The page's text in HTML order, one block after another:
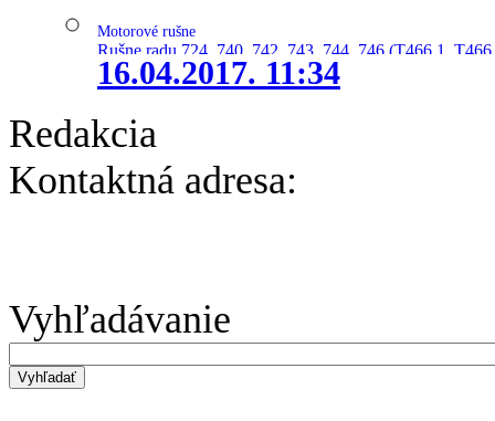
Motorové rušne
Rušne radu 724, 740, 742, 743, 744, 746 (T466.1,
16.04.2017. 11:34
Redakcia
Kontaktná adresa:
Vyhľadávanie